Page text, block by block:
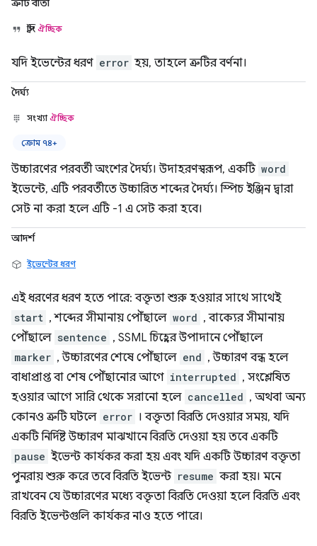
ত্রুটি বার্তা
স্ট্রিং ঐচ্ছিক
যদি ইভেন্টের ধরণ error হয়, তাহলে ত্রুটির বর্ণনা।
দৈর্ঘ্য
সংখ্যাঐচ্ছিক
ক্রোম ৭৪+
উচ্চারণের পরবর্তী অংশের দৈর্ঘ্য। উদাহরণস্বরূপ, একটি word
ইভেন্টে, এটি পরবর্তীতে উচ্চারিত শব্দের দৈর্ঘ্য। স্পিচ ইঞ্জিন দ্বারা
সেট না করা হলে এটি -1 এ সেট করা হবে।
আদর্শ
ইভেন্টের ধরণ
এই ধরণের ধরণ হতে পারে: বক্তৃতা শুরু হওয়ার সাথে সাথেই
start , শব্দের সীমানায় পৌঁছালে word , বাক্যের সীমানায়
পৌঁছালে sentence , SSML চিহ্নের উপাদানে পৌঁছালে
marker , উচ্চারণের শেষে পৌঁছালে end , উচ্চারণ বন্ধ হলে
বাধাপ্রাপ্ত বা শেষ পৌঁছানোর আগে interrupted , সংশ্লেষিত
হওয়ার আগে সারি থেকে সরানো হলে cancelled , অথবা অন্য
কোনও ত্রুটি ঘটলে error । বক্তৃতা বিরতি দেওয়ার সময়, যদি
একটি নির্দিষ্ট উচ্চারণ মাঝখানে বিরতি দেওয়া হয় তবে একটি
pause ইভেন্ট কার্যকর করা হয় এবং যদি একটি উচ্চারণ বক্তৃতা
পুনরায় শুরু করে তবে বিরতি ইভেন্ট resume করা হয়। মনে
রাখবেন যে উচ্চারণের মধ্যে বক্তৃতা বিরতি দেওয়া হলে বিরতি এবং
বিরতি ইভেন্টগুলি কার্যকর নাও হতে পারে।